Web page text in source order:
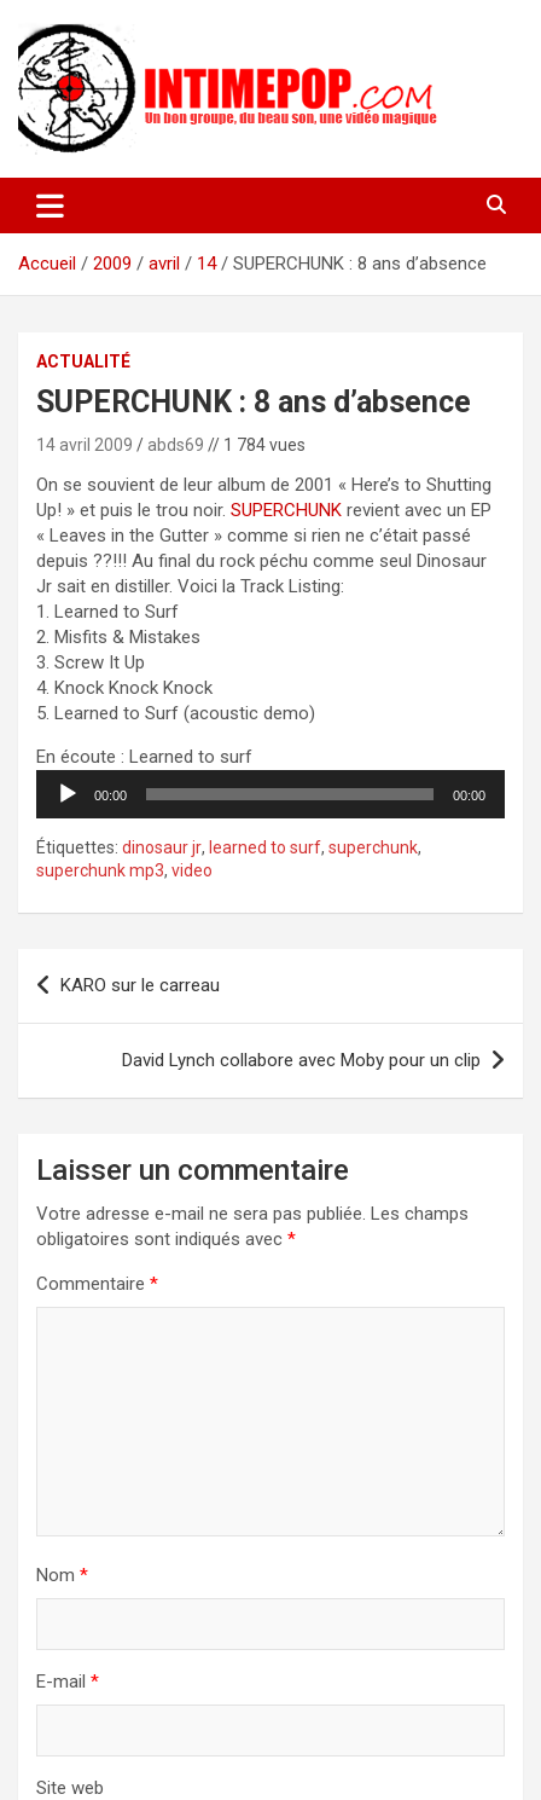
contenu
intimepop.com
actuelles pop rock, post-rock, indé sur Lyon. rock pop concert
lyon
Accueil
2009 avril 14 SUPERCHUNK : 8 ans d’absence
ACTUALITÉ
SUPERCHUNK : 8 ans d’absence
14 avril 2009 abds69 // 1 784 vues
On se souvient de leur album de 2001 « Here’s to Shutting
Up! » et puis le trou noir. SUPERCHUNK revient avec un EP
« Leaves in the Gutter » comme si rien ne c’était passé
depuis ??!!! Au final du rock péchu comme seul Dinosaur
Jr sait en distiller. Voici la Track Listing:
1. Learned to Surf
2. Misfits & Mistakes
3. Screw It Up
4. Knock Knock Knock
5. Learned to Surf (acoustic demo)
En écoute : Learned to surf
Lecteur
audio
00:00 00:00
Étiquettes: dinosaur jr, learned to surf, superchunk,
superchunk mp3, video
Navigation
de
KARO sur le carreau
David Lynch collabore avec Moby pour un clip
Laisser un commentaire
Votre adresse e-mail ne sera pas publiée. Les champs
obligatoires sont indiqués avec *
Commentaire *
Nom *
E-mail *
Site web